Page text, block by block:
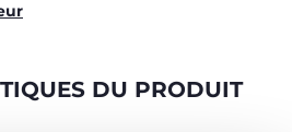
DU PRODUIT